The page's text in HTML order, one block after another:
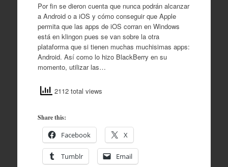
Por fin se dieron cuenta que nunca podrán alcanzar
a Android o a iOS y cómo conseguir que Apple
permita que las apps de iOS corran en Windows
está en klingon pues se van sobre la otra
plataforma que si tienen muchas muchisimas apps:
Android. Así como lo hizo BlackBerry en su
momento, utilizar las…
2112 total views
Share this:
Facebook X
Tumblr Email